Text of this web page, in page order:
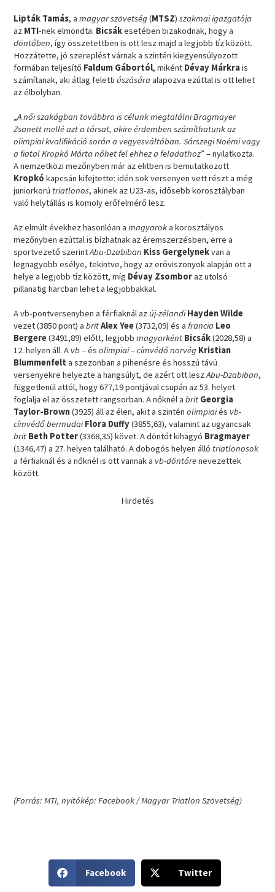
Lipták Tamás, amagyar szövetség(MTSZ)szakmai igazgatója
az MTI-nek elmondta: Bicsákesetében bizakodnak, hogy a
döntőben, így összetettben is ott lesz majd a legjobb tíz között.
Hozzátette, jó szereplést várnak a szintén kiegyensúlyozott
formában teljesítő Faldum Gábortól, miként Dévay Márkrais
számítanak, aki átlag felettiúszásáraalapozva ezúttal is ott lehet
az élbolyban.
„A női szakágban továbbra is célunk megtalálni Bragmayer
Zsanett mellé azt a társat, akire érdemben számíthatunk az
olimpiai kvalifikáció során a vegyesváltóban. Sárszegi Noémi vagy
a fiatal Kropkó Márta nőhet fel ehhez a feladathoz” – nyilatkozta.
A nemzetközi mezőnyben már az elitben is bemutatkozott
Kropkókapcsán kifejtette: idén sok versenyen vett részt a még
juniorkorú triatlonos, akinek az U23-as, idősebb korosztályban
való helytállás is komoly erőfelmérő lesz.
Az elmúlt évekhez hasonlóan amagyaroka korosztályos
mezőnyben ezúttal is bízhatnak az éremszerzésben, erre a
sportvezető szerintAbu-Dzabiban Kiss Gergelynekvan a
legnagyobb esélye, tekintve, hogy az erőviszonyok alapján ott a
helye a legjobb tíz között, míg Dévay Zsomboraz utolsó
pillanatig harcban lehet a legjobbakkal.
A vb-pontversenyben a férfiaknál azúj-zélandi Hayden Wilde
vezet (3850 pont) abritAlex Yee(3732,09) és afrancia Leo
Bergere(3491,89) előtt, legjobbmagyarként Bicsák(2028,58) a
12. helyen áll. A vb– ésolimpiai–címvédő norvég Kristian
Blummenfelt a szezonban a pihenésre és hosszú távú
versenyekre helyezte a hangsúlyt, de azért ott leszAbu-Dzabiban,
függetlenül attól, hogy 677,19 pontjával csupán az 53. helyet
foglalja el az összetett rangsorban. A nőknél abrit Georgia
Taylor-Brown(3925) áll az élen, akit a szinténolimpiaiés vb-
címvédő bermudai Flora Duffy(3855,63), valamint az ugyancsak
brit Beth Potter(3368,35) követ. A döntőt kihagyó Bragmayer
(1346,47) a 27. helyen található. A dobogós helyen álló triatlonosok
a férfiaknál és a nőknél is ott vannak a vb-döntőrenevezettek
között.
Hirdetés
(Forrás: MTI, nyitókép: Facebook / Magyar Triatlon Szövetség)
h
a
Facebook
h
a
Twitter